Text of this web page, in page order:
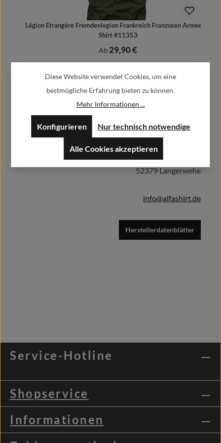
Légion Etrangère Fremdenlegion Frankreich Franzosen Armee - T
Shirt #11353
Regulärer Preis:
Ab 29,90 €
Alfa GmbH / Alfashirt
Weisweilerstr.20-22
52379 Langerwehe
info@alfashirt.de
Herstellerdatenblätter
Service-Hotline
Shopservice
Informationen
Diese Website verwendet Cookies, um eine
bestmögliche Erfahrung bieten zu können.
Mehr Informationen ...
Nur technisch notwendige
Konfigurieren
Alle Cookies akzeptieren